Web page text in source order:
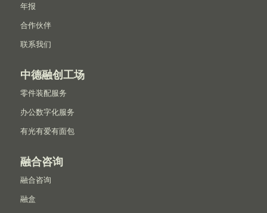
年报
合作伙伴
联系我们
中德融创工场
零件装配服务
办公数字化服务
有光有爱有面包
融合咨询
融合咨询
融盒